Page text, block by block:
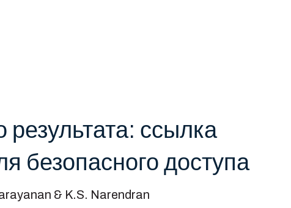
результата: ссылка
безопасного доступа
& K.S. Narendran